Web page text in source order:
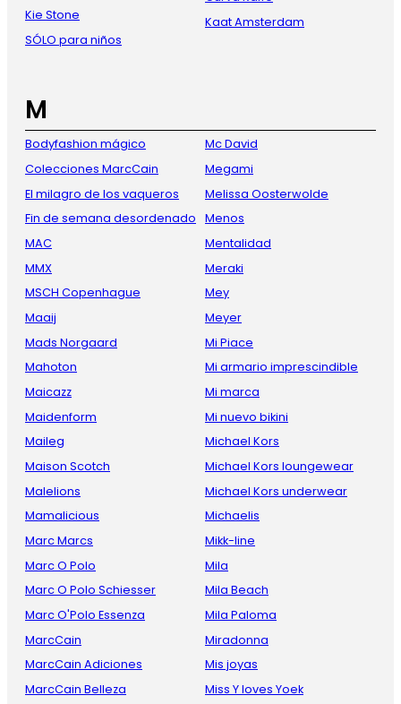
Kie Stone
SÓLO para niños
Kaat Amsterdam
M
Bodyfashion mágico
Colecciones MarcCain
El milagro de los vaqueros
Fin de semana desordenado
MAC
MMX
MSCH Copenhague
Maaij
Mads Norgaard
Mahoton
Maicazz
Maidenform
Maileg
Maison Scotch
Malelions
Mamalicious
Marc Marcs
Marc O Polo
Marc O Polo Schiesser
Marc O'Polo Essenza
MarcCain
MarcCain Adiciones
MarcCain Belleza
Mc David
Megami
Melissa Oosterwolde
Menos
Mentalidad
Meraki
Mey
Meyer
Mi Piace
Mi armario imprescindible
Mi marca
Mi nuevo bikini
Michael Kors
Michael Kors loungewear
Michael Kors underwear
Michaelis
Mikk-line
Mila
Mila Beach
Mila Paloma
Miradonna
Mis joyas
Miss Y loves Yoek